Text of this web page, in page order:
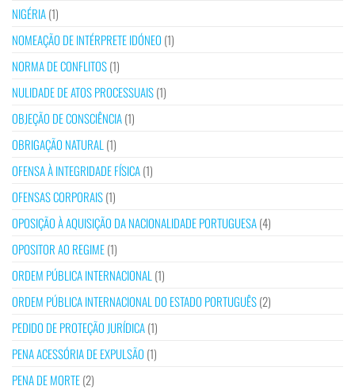
NIGÉRIA(1)
NOMEAÇÃO DE INTÉRPRETE IDÓNEO (1)
NORMA DE CONFLITOS(1)
NULIDADE DE ATOS PROCESSUAIS(1)
OBJEÇÃO DE CONSCIÊNCIA(1)
OBRIGAÇÃO NATURAL (1)
OFENSA À INTEGRIDADE FÍSICA(1)
OFENSAS CORPORAIS(1)
OPOSIÇÃO À AQUISIÇÃO DA NACIONALIDADE PORTUGUESA(4)
OPOSITOR AO REGIME(1)
ORDEM PÚBLICA INTERNACIONAL (1)
ORDEM PÚBLICA INTERNACIONAL DO ESTADO PORTUGUÊS(2)
PEDIDO DE PROTEÇÃO JURÍDICA(1)
PENA ACESSÓRIA DE EXPULSÃO (1)
PENA DE MORTE(2)